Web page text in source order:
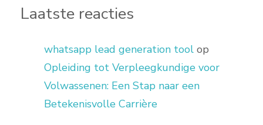
Laatste reacties
whatsapp lead generation tool op
Opleiding tot Verpleegkundige voor
Volwassenen: Een Stap naar een
Betekenisvolle Carrière